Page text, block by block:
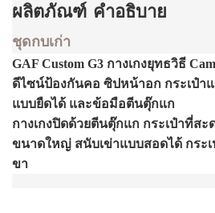
ผลิตภัณฑ์ คำอธิบาย
ชุดกบเก่า
GAF Custom G3 กางเกงยุทธวิธี
ดีไซน์ป้องกันคอ ซิปหน้าอก กระเป๋า
แบบยืดได้ และข้อมือตีนตุ๊กแก
กางเกงปิดด้วยตีนตุ๊กแก กระเป๋าที่สะ
ขนาดใหญ่ สนับเข่าแบบสอดได้ กระ
ขา